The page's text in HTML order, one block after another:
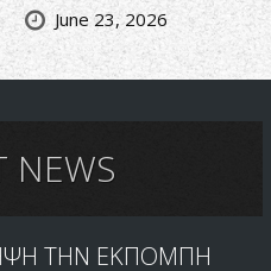
June 23, 2026
NEWS
ΤΗΝ ΕΚΠΟΜΠΗ